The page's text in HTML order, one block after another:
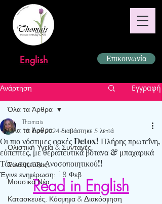
English Επικοινωνία
Ανάρτηση Εγγραφή
Όλα τα Άρθρα
Ολιστική Υγεία & Συνταγές
Συνεντεύξεις
Μουσικά Νέα
Κατασκευές, Κόσμημα & Διακόσμηση
Όλα τα Άρθρα
Οι πιο νόστιμες φακές Detox! Πλήρης πρωτεΐνη,
εύπεπτες, με θεραπευτικά βότανα & μπαχαρικά
Τόνωσης του Ανοσοποιητικού!!
Thomais
18 Ιουν 2024 διαβάστηκε 5 λεπτά
Έγινε ενημέρωση: 18 Φεβ
Read in English